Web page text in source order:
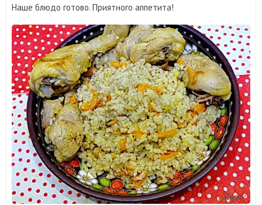
Наше блюдо готово. Приятного аппетита!